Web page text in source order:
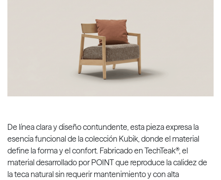
De línea clara y diseño contundente, esta pieza expresa la
esencia funcional de la colección Kubik, donde el material
define la forma y el confort. Fabricado en TechTeak®, el
material desarrollado por POINT que reproduce la calidez de
la teca natural sin requerir mantenimiento y con alta